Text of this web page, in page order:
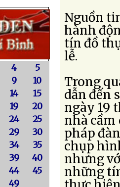
4
5
9
10
14
15
19
20
24
25
29
30
34
35
39
40
44
45
49
Nguồn
hành
tín đồ
lễ.
Trong
dẫn đến
ngày 19
nhà cầm
pháp
chụp
nhưng
những